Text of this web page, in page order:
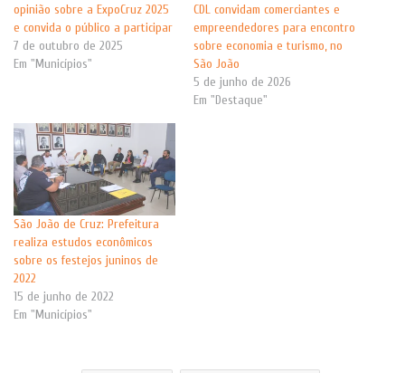
opinião sobre a ExpoCruz 2025
e convida o público a participar
7 de outubro de 2025
Em "Municípios"
CDL convidam comerciantes e
empreendedores para encontro
sobre economia e turismo, no
São João
5 de junho de 2026
Em "Destaque"
São João de Cruz: Prefeitura
realiza estudos econômicos
sobre os festejos juninos de
2022
15 de junho de 2022
Em "Municípios"